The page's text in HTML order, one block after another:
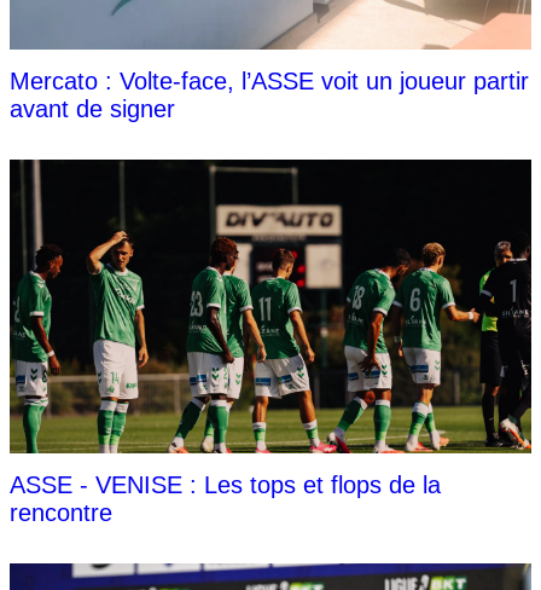
Mercato : Volte-face, l’ASSE voit un joueur partir
avant de signer
ASSE - VENISE : Les tops et flops de la
rencontre